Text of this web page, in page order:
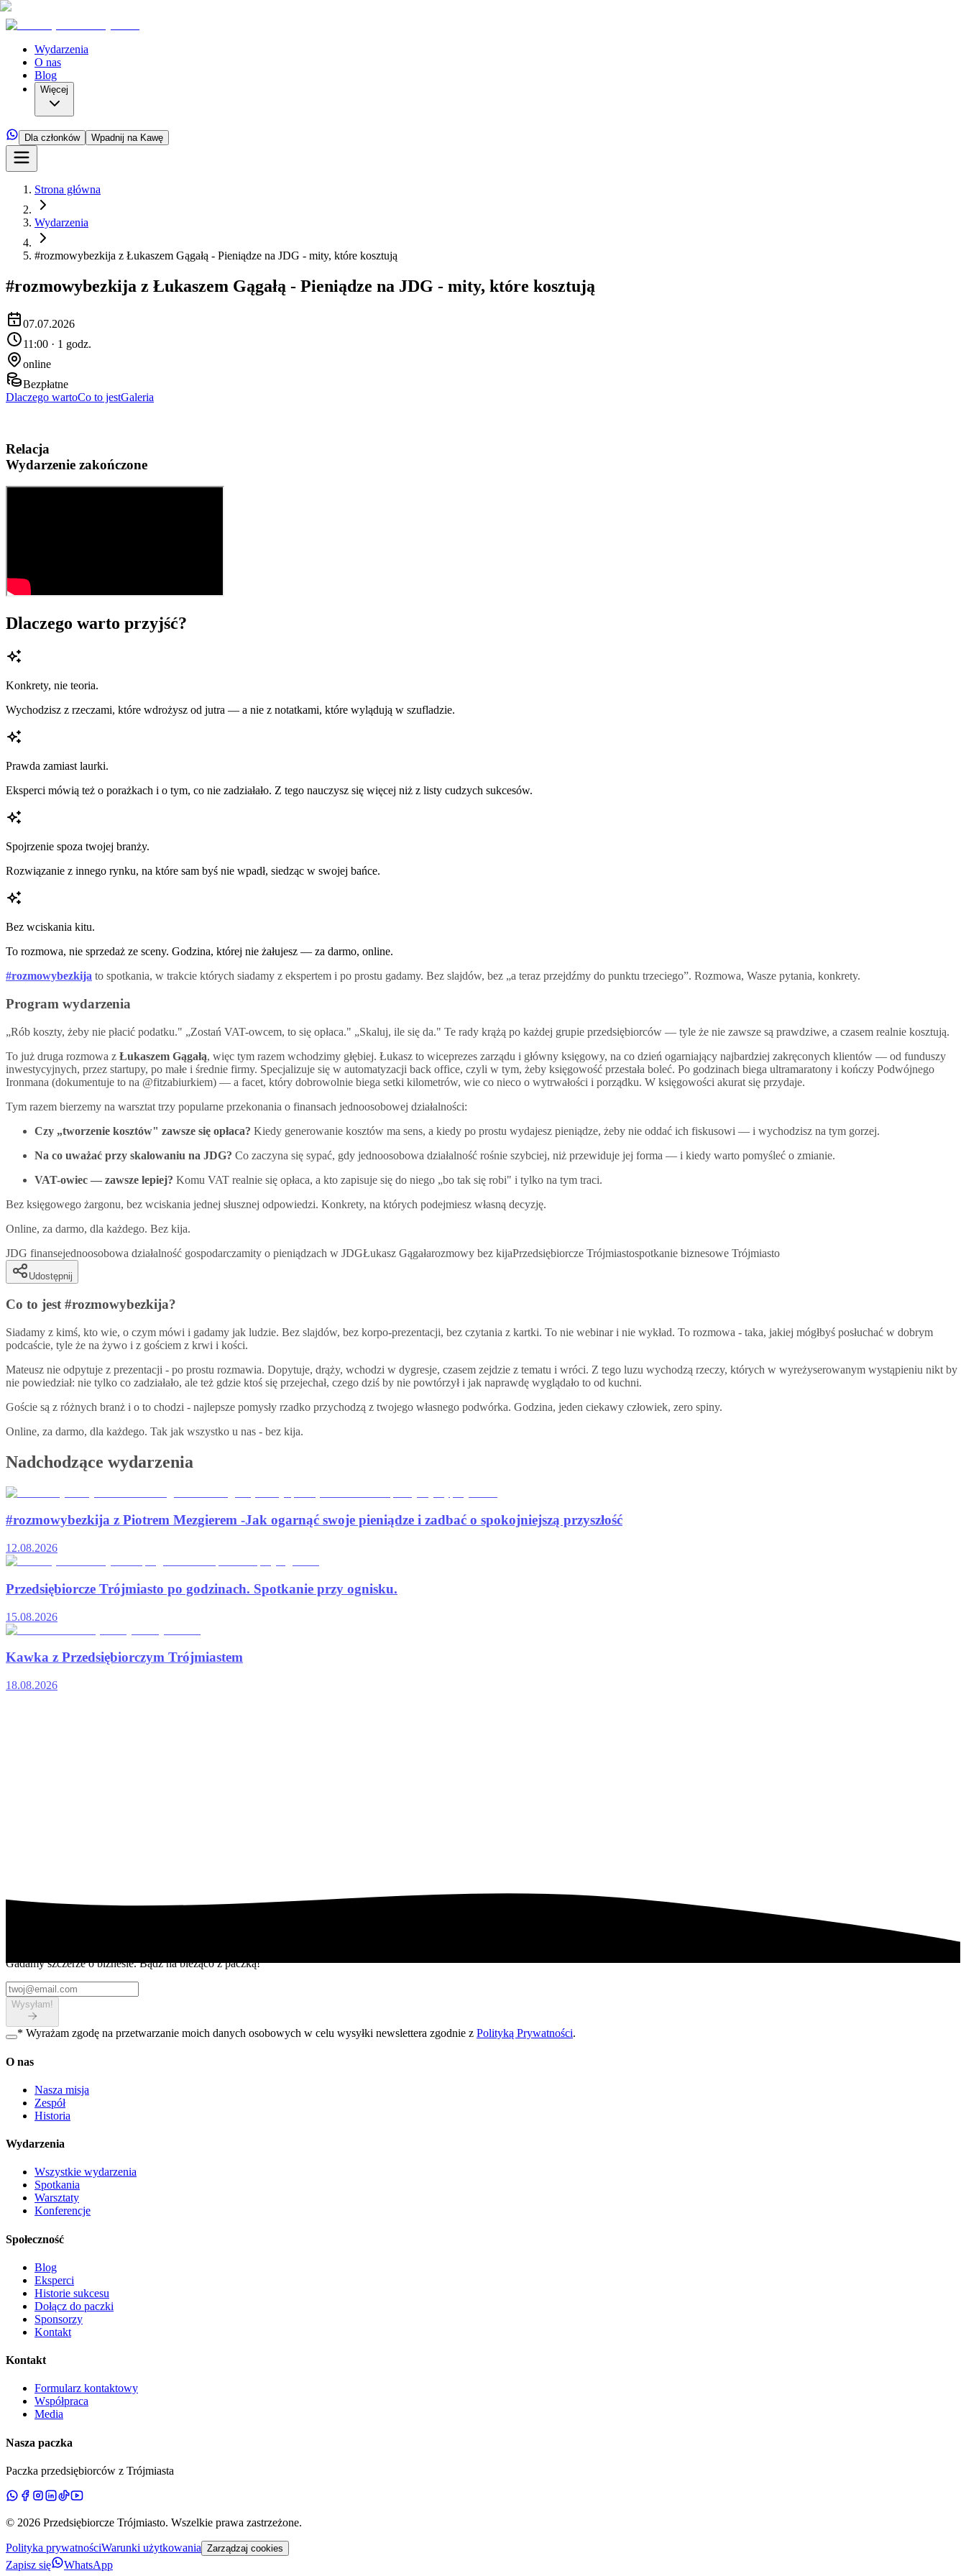
Wydarzenia
O nas
Blog
Więcej
Dla członków Wpadnij na Kawę
Strona główna
Wydarzenia
#rozmowybezkija z Łukaszem Gągałą - Pieniądze na JDG - mity, które kosztują
#rozmowybezkija z Łukaszem Gągałą - Pieniądze na JDG - mity, które kosztują
07.07.2026
11:00 · 1 godz.
online
Bezpłatne
Dlaczego wartoCo to jestGaleria
Relacja
Wydarzenie zakończone
Dlaczego warto przyjść?
Konkrety, nie teoria.
Wychodzisz z rzeczami, które wdrożysz od jutra — a nie z notatkami, które wylądują w szufladzie.
Prawda zamiast laurki.
Eksperci mówią też o porażkach i o tym, co nie zadziałało. Z tego nauczysz się więcej niż z listy cudzych sukcesów.
Spojrzenie spoza twojej branży.
Rozwiązanie z innego rynku, na które sam byś nie wpadł, siedząc w swojej bańce.
Bez wciskania kitu.
To rozmowa, nie sprzedaż ze sceny. Godzina, której nie żałujesz — za darmo, online.
#rozmowybezkija to spotkania, w trakcie których siadamy z ekspertem i po prostu gadamy. Bez slajdów, bez „a teraz przejdźmy do punktu trzeciego”. Rozmowa, Wasze pytania, konkrety.
Program wydarzenia
„Rób koszty, żeby nie płacić podatku." „Zostań VAT-owcem, to się opłaca." „Skaluj, ile się da." Te rady krążą po każdej grupie przedsiębiorców — tyle że nie zawsze są prawdziwe, a czasem realnie kosztują.
To już druga rozmowa z Łukaszem Gągałą, więc tym razem wchodzimy głębiej. Łukasz to wiceprezes zarządu i główny księgowy, na co dzień ogarniający najbardziej zakręconych klientów — od funduszy
inwestycyjnych, przez startupy, po małe i średnie firmy. Specjalizuje się w automatyzacji back office, czyli w tym, żeby księgowość przestała boleć. Po godzinach biega ultramaratony i kończy Podwójnego
Ironmana (dokumentuje to na @fitzabiurkiem) — a facet, który dobrowolnie biega setki kilometrów, wie co nieco o wytrwałości i porządku. W księgowości akurat się przydaje.
Tym razem bierzemy na warsztat trzy popularne przekonania o finansach jednoosobowej działalności:
Czy „tworzenie kosztów" zawsze się opłaca? Kiedy generowanie kosztów ma sens, a kiedy po prostu wydajesz pieniądze, żeby nie oddać ich fiskusowi — i wychodzisz na tym gorzej.
Na co uważać przy skalowaniu na JDG? Co zaczyna się sypać, gdy jednoosobowa działalność rośnie szybciej, niż przewiduje jej forma — i kiedy warto pomyśleć o zmianie.
VAT-owiec — zawsze lepiej? Komu VAT realnie się opłaca, a kto zapisuje się do niego „bo tak się robi" i tylko na tym traci.
Bez księgowego żargonu, bez wciskania jednej słusznej odpowiedzi. Konkrety, na których podejmiesz własną decyzję.
Online, za darmo, dla każdego. Bez kija.
JDG finansejednoosobowa działalność gospodarczamity o pieniądzach w JDGŁukasz Gągałarozmowy bez kijaPrzedsiębiorcze Trójmiastospotkanie biznesowe Trójmiasto
Udostępnij
Co to jest#rozmowybezkija?
Siadamy z kimś, kto wie, o czym mówi i gadamy jak ludzie. Bez slajdów, bez korpo-prezentacji, bez czytania z kartki. To nie webinar i nie wykład. To rozmowa - taka, jakiej mógłbyś posłuchać w dobrym
podcaście, tyle że na żywo i z gościem z krwi i kości.
Mateusz nie odpytuje z prezentacji - po prostu rozmawia. Dopytuje, drąży, wchodzi w dygresje, czasem zejdzie z tematu i wróci. Z tego luzu wychodzą rzeczy, których w wyreżyserowanym wystąpieniu nikt by
nie powiedział: nie tylko co zadziałało, ale też gdzie ktoś się przejechał, czego dziś by nie powtórzył i jak naprawdę wyglądało to od kuchni.
Goście są z różnych branż i o to chodzi - najlepsze pomysły rzadko przychodzą z twojego własnego podwórka. Godzina, jeden ciekawy człowiek, zero spiny.
Online, za darmo, dla każdego. Tak jak wszystko u nas - bez kija.
Nadchodzące wydarzenia
#rozmowybezkija z Piotrem Mezgierem -Jak ogarnąć swoje pieniądze i zadbać o spokojniejszą przyszłość
12.08.2026
Przedsiębiorcze Trójmiasto po godzinach. Spotkanie przy ognisku.
15.08.2026
Kawka z Przedsiębiorczym Trójmiastem
18.08.2026
Gadamy szczerze o biznesie. Bądź na bieżąco z paczką!
Wysyłam!
* Wyrażam zgodę na przetwarzanie moich danych osobowych w celu wysyłki newslettera zgodnie z Polityką Prywatności.
O nas
Nasza misja
Zespół
Historia
Wydarzenia
Wszystkie wydarzenia
Spotkania
Warsztaty
Konferencje
Społeczność
Blog
Eksperci
Historie sukcesu
Dołącz do paczki
Sponsorzy
Kontakt
Kontakt
Formularz kontaktowy
Współpraca
Media
Nasza paczka
Paczka przedsiębiorców z Trójmiasta
© 2026 Przedsiębiorcze Trójmiasto. Wszelkie prawa zastrzeżone.
Polityka prywatnościWarunki użytkowania Zarządzaj cookies
Zapisz się WhatsApp